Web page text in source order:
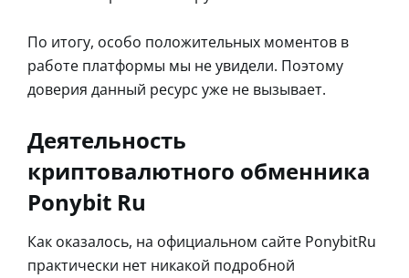
По итогу, особо положительных моментов в
работе платформы мы не увидели. Поэтому
доверия данный ресурс уже не вызывает.
Деятельность
криптовалютного обменника
Ponybit Ru
Как оказалось, на официальном сайте PonybitRu
практически нет никакой подробной